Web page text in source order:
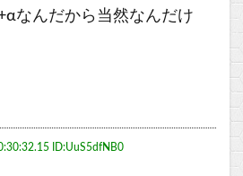
なんだから当然なんだけ
ID:UuS5dfNB0